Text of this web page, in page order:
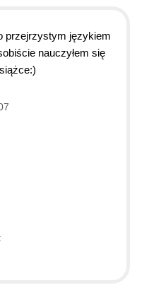
przejrzystym językiem
nauczyłem się